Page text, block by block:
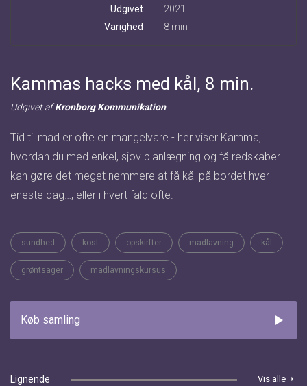
Udgivet
2021
Varighed
8 min
Kammas hacks med kål, 8 min.
Udgivet afKronborg Kommunikation
Tid til mad er ofte en mangelvare - her viser Kamma,
hvordan du med enkel, sjov planlægning og få redskaber
kan gøre det meget nemmere at få kål på bordet hver
eneste dag…, eller i hvert fald ofte.
sundhed kost opskirfter madlavning kål
grøntsager madlavningskursus
Køb samling play_arrow
Lignende Vis alle arrow_right